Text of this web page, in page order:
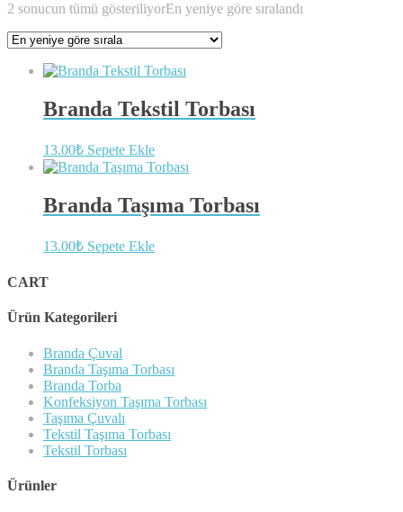
2 sonucun tümü gösteriliyorEn yeniye göre sıralandı
Branda Tekstil Torbası
13.00₺ Sepete Ekle
Branda Taşıma Torbası
13.00₺ Sepete Ekle
CART
Ürün Kategorileri
Branda Çuval
Branda Taşıma Torbası
Branda Torba
Konfeksiyon Taşıma Torbası
Taşıma Çuvalı
Tekstil Taşıma Torbası
Tekstil Torbası
Ürünler